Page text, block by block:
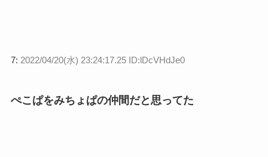
7: 2022/04/20(水) 23:24:17.25 ID:lDcVHdJe0
ぺこぱをみちょぱの仲間だと思ってた